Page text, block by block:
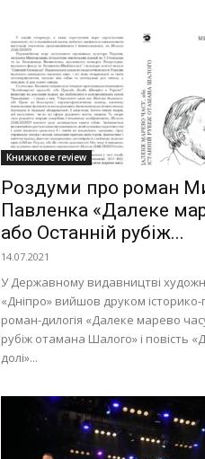
Книжкове review
Роздуми про роман
Павленка «Далеке
або Останній рубіж...
14.07.2021
У Державному видавництві
«Дніпро» вийшов друком
роман-дилогія «Далеке марево
рубіж отамана Шалого» і повість
долі»...